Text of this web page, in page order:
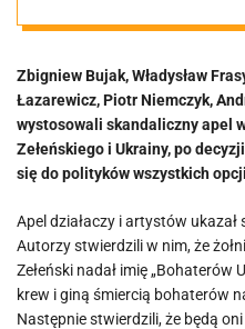
grzmią
Zbigniew Bujak, Władysław
Łazarewicz, Piotr Niemczyk,
wystosowali skandaliczny apel
Zełeńskiego i Ukrainy, po
się do polityków wszystkich
Apel działaczy i artystów ukazał
Autorzy stwierdzili w nim, że
Zełeński nadał imię „Bohaterów
krew i giną śmiercią bohaterów
Następnie stwierdzili, że będą